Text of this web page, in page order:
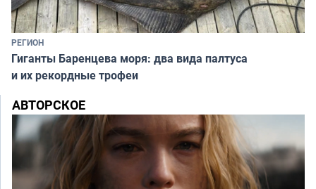
РЕГИОН
Гиганты Баренцева моря: два вида палтуса
и их рекордные трофеи
АВТОРСКОЕ